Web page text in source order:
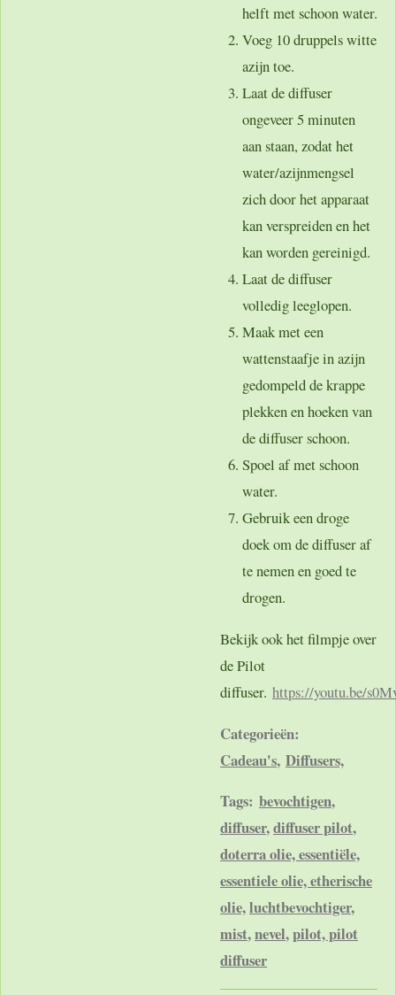
helft met schoon water.
Voeg 10 druppels witte
azijn toe.
Laat de diffuser
ongeveer 5 minuten
aan staan, zodat het
water/azijnmengsel
zich door het apparaat
kan verspreiden en het
kan worden gereinigd.
Laat de diffuser
volledig leeglopen.
Maak met een
wattenstaafje in azijn
gedompeld de krappe
plekken en hoeken van
de diffuser schoon.
Spoel af met schoon
water.
Gebruik een droge
doek om de diffuser af
te nemen en goed te
drogen.
Bekijk ook het filmpje over
de Pilot
diffuser. https://youtu.be/
Categorieën:
Cadeau's, Diffusers,
Tags: bevochtigen,
diffuser,diffuser pilot,
doterra olie, essentiële,
essentiele olie, etherische
olie,luchtbevochtiger,
mist,nevel,pilot, pilot
diffuser